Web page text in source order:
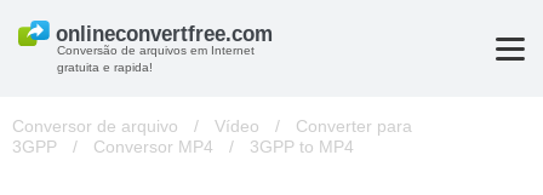
Conversão de arquivos em Internet
gratuita e rapida!
Conversor de arquivo / Vídeo /
Converter para
3GPP
/ Conversor MP4 / 3GPP to MP4